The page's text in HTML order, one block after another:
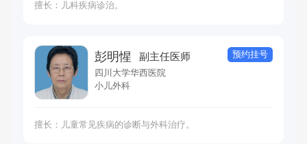
擅长：儿科疾病诊治。
彭明惺 副主任医师
四川大学华西医院
小儿外科
预约挂号
擅长：儿童常见疾病的诊断与外科治疗。